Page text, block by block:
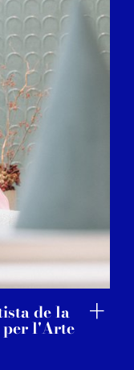
de la
per l'Arte